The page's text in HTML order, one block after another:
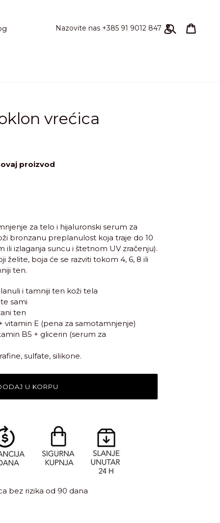
Nazovite nas +385 91 9012 847 Pretraži
Prijavi se
vrećica
proizvod
za telo i hijaluronski serum za
bronzanu preplanulost koja traje do 10
ili izlaganja suncu i štetnom UV zračenju).
želite, boja će se razviti tokom 4, 6, 8 ili
ten.
i tamniji ten koži tela
sami
ten
vitamin E (pena za samotamnjenje)
B5 + glicerin (serum za
sulfate, silikone.
U KORPU
bez rizika od 90 dana